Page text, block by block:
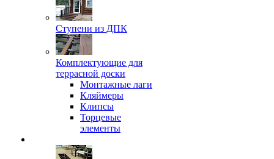
Ступени из ДПК
Комплектующие для
террасной доски
Монтажные лаги
Кляймеры
Клипсы
Торцевые
элементы